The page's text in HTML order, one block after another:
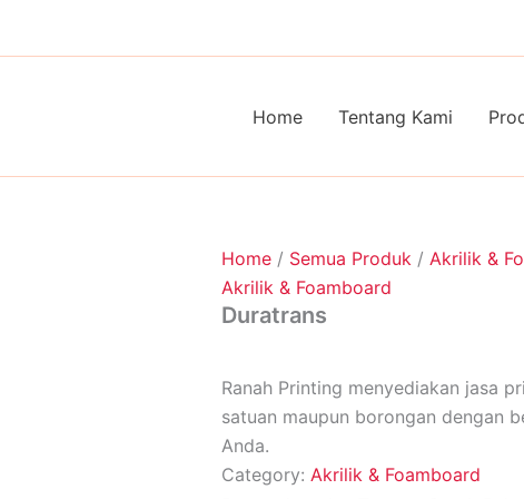
Home Tentang Kami
Home / Semua Produk / Akrilik &
Akrilik & Foamboard
Duratrans
Ranah Printing menyediakan jasa
satuan maupun borongan dengan
Anda.
Category: Akrilik & Foamboard